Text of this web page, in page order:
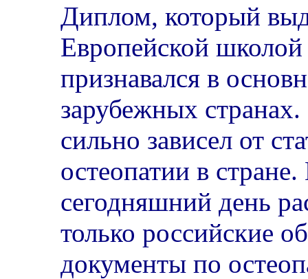
Диплом, который
Европейской школой
признавался в
зарубежных странах.
сильно зависел от
остеопатии в
сегодняшний день
только российские
документы по